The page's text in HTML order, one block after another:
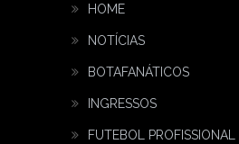
HOME
NOTÍCIAS
BOTAFANÁTICOS
INGRESSOS
FUTEBOL PROFISSIONAL